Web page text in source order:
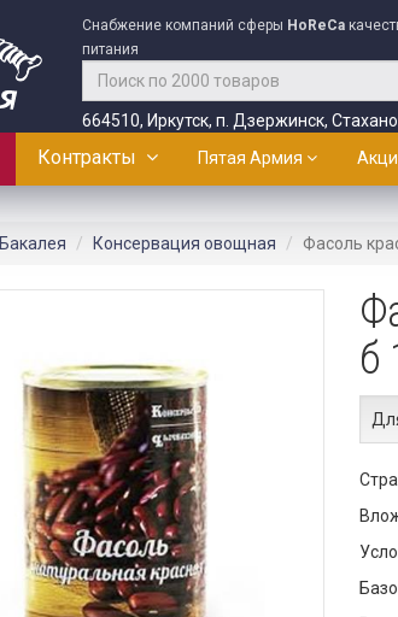
Снабжение компаний сферы HoReCa
питания
664510, Иркутск, п. Дзержинск,
Контракты Пятая Армия
Бакалея Консервация овощная Фасоль
б